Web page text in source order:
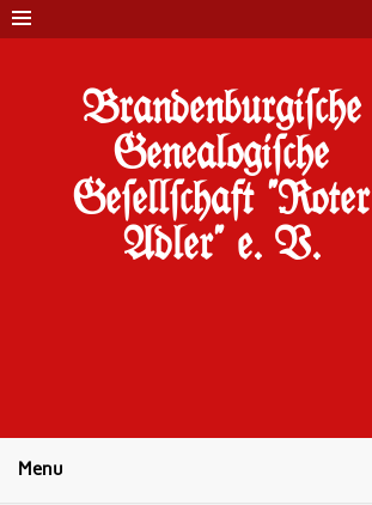
Brandenburgi#che
Genealogi#che
Ge#ell#chaft "Roter
Adler" e. V.
Menu